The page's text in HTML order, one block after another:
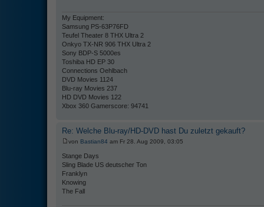
My Equipment:
Samsung PS-63P76FD
Teufel Theater 8 THX Ultra 2
Onkyo TX-NR 906 THX Ultra 2
Sony BDP-S 5000es
Toshiba HD EP 30
Connections Oehlbach
DVD Movies 1124
Blu-ray Movies 237
HD DVD Movies 122
Xbox 360 Gamerscore: 94741
Re: Welche Blu-ray/HD-DVD hast Du zuletzt gekauft?
von Bastian84 am Fr 28. Aug 2009, 03:05
Stange Days
Sling Blade US deutscher Ton
Franklyn
Knowing
The Fall